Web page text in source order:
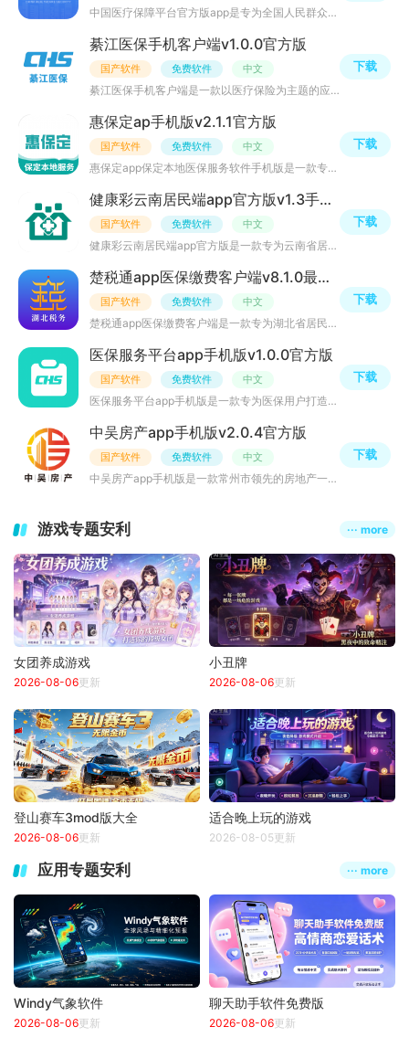
中国医疗保障平台官方版app是专为全国人民群众医保服务类软件，用户在这里不但可以查询到自己的医保信息，同
綦江医保手机客户端v1.0.0官方版
国产软件 免费软件 中文
綦江医保手机客户端是一款以医疗保险为主题的应用软件，它为用户提供了便捷易用的服务，帮助居民快速了解医
下载
惠保定ap手机版v2.1.1官方版
国产软件 免费软件 中文
惠保定app保定本地医保服务软件手机版是一款专为保定市居民设计的本地医保服务软件，旨在为用户提供便捷、高
下载
健康彩云南居民端app官方版v1.3手机版
国产软件 免费软件 中文
健康彩云南居民端app官方版是一款专为云南省居民打造的健康管理工具，作为彩云南健康云的延伸产品，该软件旨
下载
楚税通app医保缴费客户端v8.1.0最新版
国产软件 免费软件 中文
楚税通app医保缴费客户端是一款专为湖北省居民打造的便捷、高效的医保缴费工具。通过该软件，用户可以随时随
下载
医保服务平台app手机版v1.0.0官方版
国产软件 免费软件 中文
医保服务平台app手机版是一款专为医保用户打造的综合服务平台，通过该软件，用户可以便捷地查询医保账户信息
下载
中吴房产app手机版v2.0.4官方版
国产软件 免费软件 中文
中吴房产app手机版是一款常州市领先的房地产一体化平台，在这里你能享受到最优质的房产应用服务，为您提供最
下载
游戏专题安利 ··· more
女团养成游戏
2026-08-06更新
小丑牌
2026-08-06更新
登山赛车3mod版大全
2026-08-06更新
适合晚上玩的游戏
2026-08-05更新
应用专题安利 ··· more
Windy气象软件
2026-08-06更新
聊天助手软件免费版
2026-08-06更新